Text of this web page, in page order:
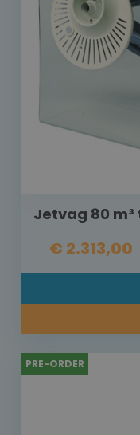
Jetvag 80 m³
€ 2.313,00
PRE-ORDER